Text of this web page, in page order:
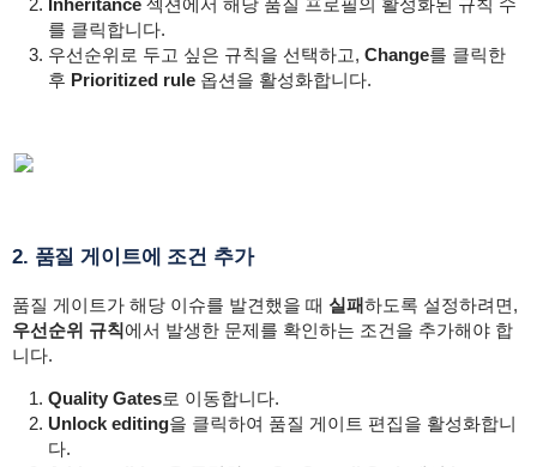
Inheritance섹션에서 해당 품질 프로필의 활성화된 규칙 수
를 클릭합니다.
우선순위로 두고 싶은 규칙을 선택하고, Change를 클릭한
후 Prioritized rule옵션을 활성화합니다.
2. 품질 게이트에 조건 추가
품질 게이트가 해당 이슈를 발견했을 때 실패하도록 설정하려면,
우선순위 규칙에서 발생한 문제를 확인하는 조건을 추가해야 합
니다.
Quality Gates로 이동합니다.
Unlock editing을 클릭하여 품질 게이트 편집을 활성화합니
다.